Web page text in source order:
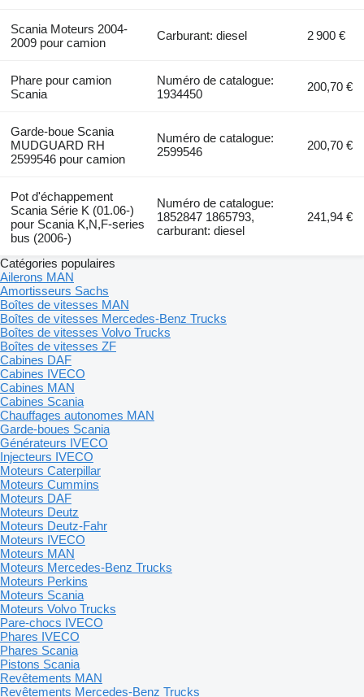
Scania Moteurs 2004-
2009 pour camion
Carburant: diesel 2 900 €
Phare pour camion
Scania
Numéro de catalogue:
1934450
200,70 €
Garde-boue Scania
MUDGUARD RH
2599546 pour camion
Numéro de catalogue:
2599546
200,70 €
Pot d'échappement
Scania Série K (01.06-)
pour Scania K,N,F-series
bus (2006-)
Numéro de catalogue:
1852847 1865793,
carburant: diesel
241,94 €
Catégories populaires
Ailerons MAN
Amortisseurs Sachs
Boîtes de vitesses MAN
Boîtes de vitesses Mercedes-Benz Trucks
Boîtes de vitesses Volvo Trucks
Boîtes de vitesses ZF
Cabines DAF
Cabines IVECO
Cabines MAN
Cabines Scania
Chauffages autonomes MAN
Garde-boues Scania
Générateurs IVECO
Injecteurs IVECO
Moteurs Caterpillar
Moteurs Cummins
Moteurs DAF
Moteurs Deutz
Moteurs Deutz-Fahr
Moteurs IVECO
Moteurs MAN
Moteurs Mercedes-Benz Trucks
Moteurs Perkins
Moteurs Scania
Moteurs Volvo Trucks
Pare-chocs IVECO
Phares IVECO
Phares Scania
Pistons Scania
Revêtements MAN
Revêtements Mercedes-Benz Trucks